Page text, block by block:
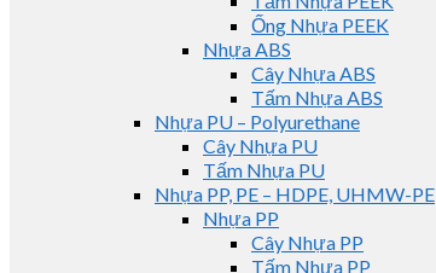
Ống Nhựa PEEK
Nhựa ABS
Cây Nhựa ABS
Tấm Nhựa ABS
Nhựa PU – Polyurethane
Cây Nhựa PU
Tấm Nhựa PU
Nhựa PP, PE – HDPE, UHMW-PE
Nhựa PP
Cây Nhựa PP
Tấm Nhựa PP